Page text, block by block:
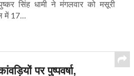
सिंह धामी ने मंगलवार को मसूरी
में 17...
पर पुष्पवर्षा,